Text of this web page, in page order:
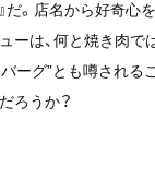
だ。店名から好奇
ーは、何と焼き肉で
ーグ”とも噂される
ろうか？